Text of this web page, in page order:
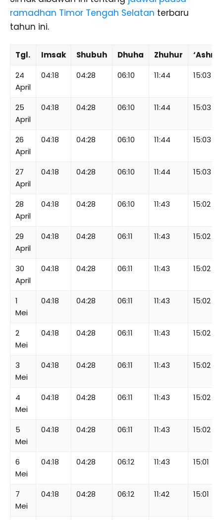
ramadhan Timor Tengah Selatan terbaru
tahun ini.
Tgl. Imsak Shubuh Dhuha Zhuhur
‘Ashr
24
April
04:18 04:28 06:10 11:44 15:03
25
April
04:18 04:28 06:10 11:44 15:03
26
April
04:18 04:28 06:10 11:44 15:03
27
April
04:18 04:28 06:10 11:44 15:03
28
April
04:18 04:28 06:10 11:43 15:02
29
April
04:18 04:28 06:11 11:43 15:02
30
April
04:18 04:28 06:11 11:43 15:02
1
Mei
04:18 04:28 06:11 11:43 15:02
2
Mei
04:18 04:28 06:11 11:43 15:02
3
Mei
04:18 04:28 06:11 11:43 15:02
4
Mei
04:18 04:28 06:11 11:43 15:02
5
Mei
04:18 04:28 06:11 11:43 15:02
6
Mei
04:18 04:28 06:12 11:43 15:01
7
Mei
04:18 04:28 06:12 11:42 15:01